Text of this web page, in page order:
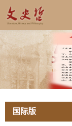
国际版